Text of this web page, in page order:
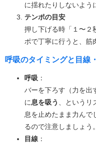
に揺れたりしないよう
テンポの目安
押し下げる時「１〜２
ポで丁寧に行うと、筋
呼吸のタイミングと目線
呼吸 ：
バーを下ろす（力を出
に息を吸う
、というリ
息を止めたまま力んで
るので注意しましょう。
目線 ：